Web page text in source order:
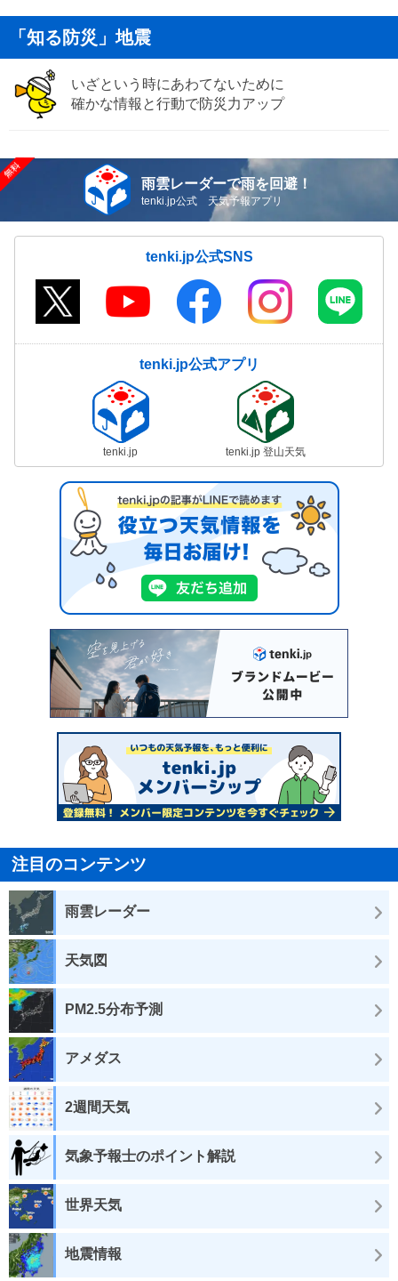
「知る防災」地震
いざという時にあわてないために
確かな情報と行動で防災力アップ
雨雲レーダーで雨を回避！
tenki.jp公式 天気予報アプリ
tenki.jp公式SNS
tenki.jp公式アプリ
tenki.jp tenki.jp 登山天気
注目のコンテンツ
雨雲レーダー
天気図
PM2.5分布予測
アメダス
2週間天気
気象予報士のポイント解説
世界天気
地震情報